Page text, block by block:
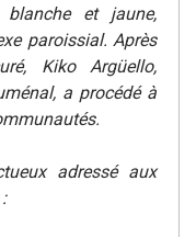
et jaune,
paroissial. Après
Kiko Argüello,
a procédé à
adressé aux